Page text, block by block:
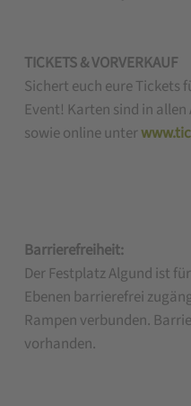
TICKETS & VORVERKAUF
Sichert euch eure Tickets
Event! Karten sind in
sowie online unter
Barrierefreiheit:
Der Festplatz Algund ist
Ebenen barrierefrei
Rampen verbunden.
vorhanden.